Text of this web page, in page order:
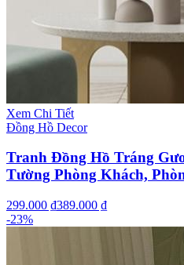
Xem Chi Tiết
Đồng Hồ Decor
Tranh Đồng Hồ Tráng
Tường Phòng Khách,
299.000 ₫389.000 ₫
-23%